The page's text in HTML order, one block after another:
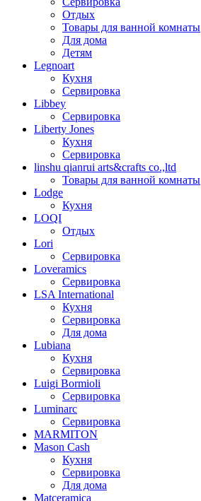
Отдых
Товары для ванной комнаты
Для дома
Детям
Legnoart
Кухня
Сервировка
Libbey
Сервировка
Liberty Jones
Кухня
Сервировка
linshu qianrui arts&crafts co.,ltd
Товары для ванной комнаты
Lodge
Кухня
LOQI
Отдых
Lori
Сервировка
Loveramics
Сервировка
LSA International
Кухня
Сервировка
Для дома
Lubiana
Кухня
Сервировка
Luigi Bormioli
Сервировка
Luminarc
Сервировка
MARMITON
Mason Cash
Кухня
Сервировка
Для дома
Matceramica